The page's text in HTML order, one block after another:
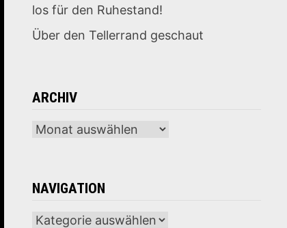
los für den Ruhestand!
Über den Tellerrand geschaut
ARCHIV
Archiv
NAVIGATION
Navigation